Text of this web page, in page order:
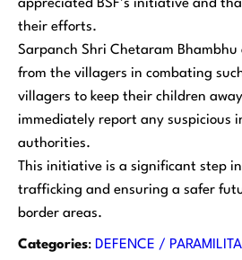
appreciated BSF’s initiative and
their efforts.
Sarpanch Shri Chetaram
from the villagers in combating
villagers to keep their children
immediately report any suspicious
authorities.
This initiative is a significant step
trafficking and ensuring a safer
border areas.
Categories: DEFENCE /